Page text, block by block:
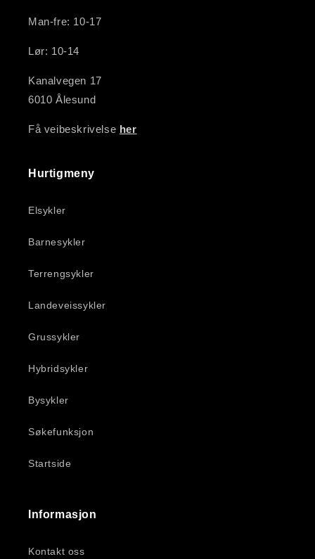
Man-fre: 10-17
Lør: 10-14
Kanalvegen 17
6010 Ålesund
Få veibeskrivelse her
Hurtigmeny
Elsykler
Barnesykler
Terrengsykler
Landeveissykler
Grussykler
Hybridsykler
Bysykler
Søkefunksjon
Startside
Informasjon
Kontakt oss